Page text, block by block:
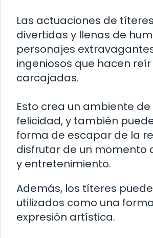
Las actuaciones de
divertidas y llenas de
personajes
ingeniosos que hacen reír
carcajadas.
Esto crea un ambiente
felicidad, y también
forma de escapar de la
disfrutar de un momento
y entretenimiento.
Además, los títeres
utilizados como una
expresión artística.